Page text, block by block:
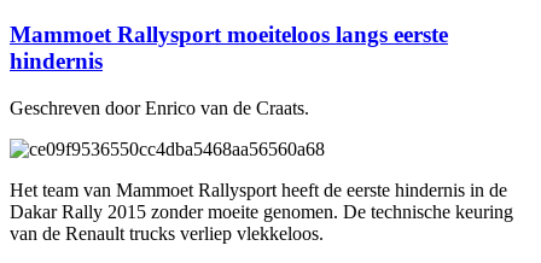
Mammoet Rallysport moeiteloos langs eerste
hindernis
Geschreven door Enrico van de Craats.
Het team van Mammoet Rallysport heeft de eerste hindernis in de
Dakar Rally 2015 zonder moeite genomen. De technische keuring
van de Renault trucks verliep vlekkeloos.